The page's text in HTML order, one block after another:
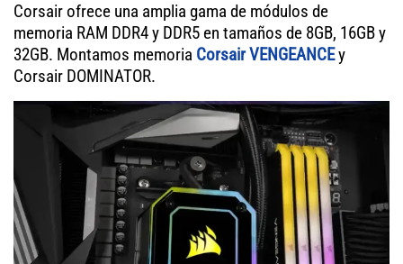
Corsair ofrece una amplia gama de módulos de
memoria RAM DDR4 y DDR5 en tamaños de 8GB, 16GB y
32GB. Montamos memoria Corsair VENGEANCEy
Corsair DOMINATOR.